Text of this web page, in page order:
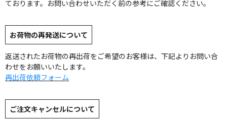
ております。お問い合わせいただく前の参考にご確認ください。
お荷物の再発送について
返送されたお荷物の再出荷をご希望のお客様は、下記よりお問い合
わせをお願いいたします。
再出荷依頼フォーム
ご注文キャンセルについて